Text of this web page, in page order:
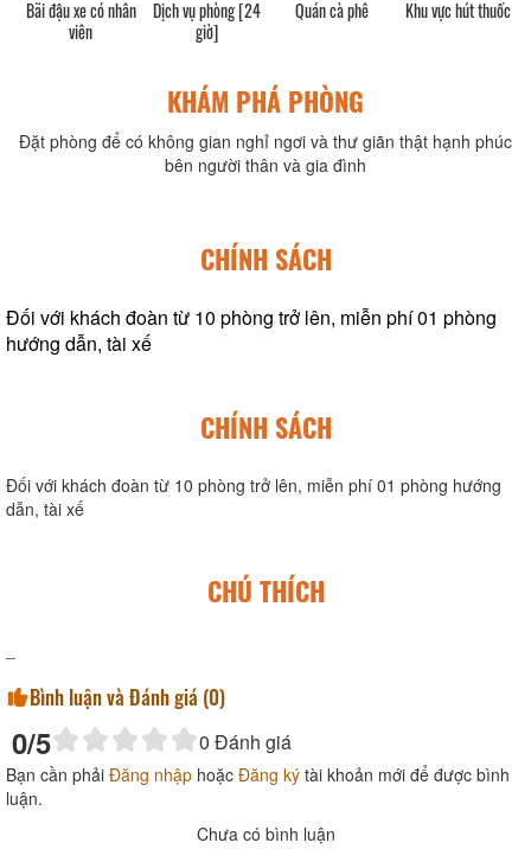
Bãi đậu xe có nhân
viên
Dịch vụ phòng [24
giờ]
Quán cà phê Khu vực hút thuốc
KHÁM PHÁ PHÒNG
Đặt phòng để có không gian nghỉ ngơi và thư giãn thật hạnh phúc
bên người thân và gia đình
CHÍNH SÁCH
Đối với khách đoàn từ 10 phòng trở lên, miễn phí 01 phòng
hướng dẫn, tài xế
CHÍNH SÁCH
Đối với khách đoàn từ 10 phòng trở lên, miễn phí 01 phòng hướng
dẫn, tài xế
CHÚ THÍCH
Bình luận và Đánh giá (0)
0/5 0 Đánh giá
Bạn cần phải Đăng nhập hoặc Đăng ký tài khoản mới để được bình
luận.
Chưa có bình luận